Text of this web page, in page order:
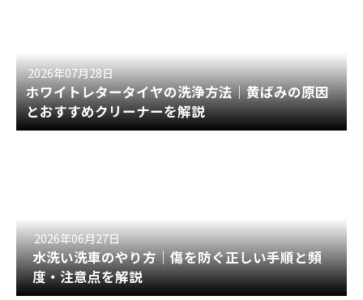
2026年07月28日
ホワイトレタータイヤの洗浄方法｜黄ばみの原因
とおすすめクリーナーを解説
2026年06月27日
水洗い洗車のやり方｜傷を防ぐ正しい手順と頻
度・注意点を解説